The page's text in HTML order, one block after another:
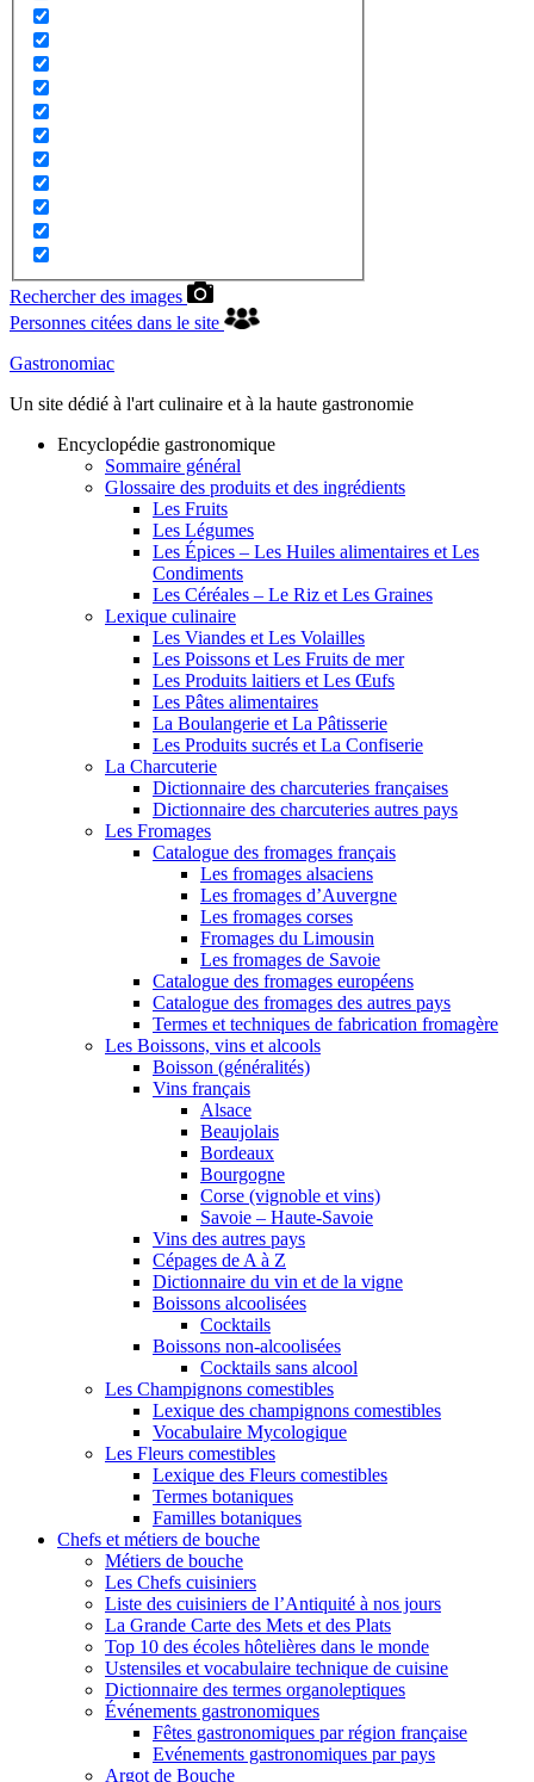
Rechercher des images
Personnes citées dans le site
Gastronomiac
Un site dédié à l'art culinaire et à la haute gastronomie
Encyclopédie gastronomique
Sommaire général
Glossaire des produits et des ingrédients
Les Fruits
Les Légumes
Les Épices – Les Huiles alimentaires et Les
Condiments
Les Céréales – Le Riz et Les Graines
Lexique culinaire
Les Viandes et Les Volailles
Les Poissons et Les Fruits de mer
Les Produits laitiers et Les Œufs
Les Pâtes alimentaires
La Boulangerie et La Pâtisserie
Les Produits sucrés et La Confiserie
La Charcuterie
Dictionnaire des charcuteries françaises
Dictionnaire des charcuteries autres pays
Les Fromages
Catalogue des fromages français
Les fromages alsaciens
Les fromages d’Auvergne
Les fromages corses
Fromages du Limousin
Les fromages de Savoie
Catalogue des fromages européens
Catalogue des fromages des autres pays
Termes et techniques de fabrication fromagère
Les Boissons, vins et alcools
Boisson (généralités)
Vins français
Alsace
Beaujolais
Bordeaux
Bourgogne
Corse (vignoble et vins)
Savoie – Haute-Savoie
Vins des autres pays
Cépages de A à Z
Dictionnaire du vin et de la vigne
Boissons alcoolisées
Cocktails
Boissons non-alcoolisées
Cocktails sans alcool
Les Champignons comestibles
Lexique des champignons comestibles
Vocabulaire Mycologique
Les Fleurs comestibles
Lexique des Fleurs comestibles
Termes botaniques
Familles botaniques
Chefs et métiers de bouche
Métiers de bouche
Les Chefs cuisiniers
Liste des cuisiniers de l’Antiquité à nos jours
La Grande Carte des Mets et des Plats
Top 10 des écoles hôtelières dans le monde
Ustensiles et vocabulaire technique de cuisine
Dictionnaire des termes organoleptiques
Événements gastronomiques
Fêtes gastronomiques par région française
Evénements gastronomiques par pays
Argot de Bouche